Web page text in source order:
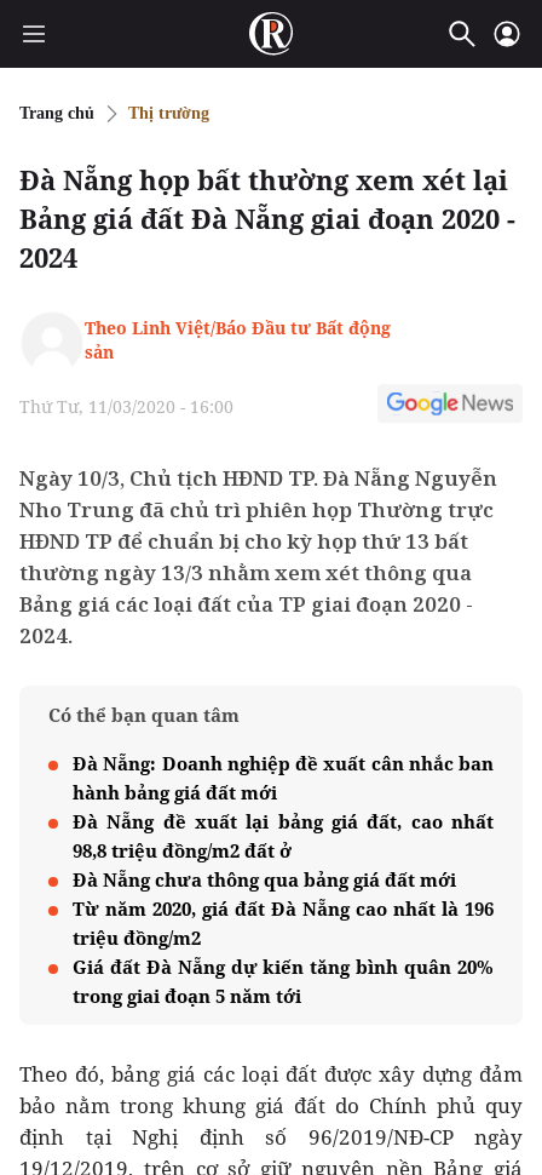
Trang chủ Thị trường
Đà Nẵng họp bất thường xem xét lại
Bảng giá đất Đà Nẵng giai đoạn 2020 -
2024
Theo Linh Việt/Báo Đầu tư Bất động
sản
Thứ Tư, 11/03/2020 - 16:00
Ngày 10/3, Chủ tịch HĐND TP. Đà Nẵng Nguyễn
Nho Trung đã chủ trì phiên họp Thường trực
HĐND TP để chuẩn bị cho kỳ họp thứ 13 bất
thường ngày 13/3 nhằm xem xét thông qua
Bảng giá các loại đất của TP giai đoạn 2020 -
2024.
Có thể bạn quan tâm
Đà Nẵng: Doanh nghiệp đề xuất cân nhắc ban
hành bảng giá đất mới
Đà Nẵng đề xuất lại bảng giá đất, cao nhất
98,8 triệu đồng/m2 đất ở
Đà Nẵng chưa thông qua bảng giá đất mới
Từ năm 2020, giá đất Đà Nẵng cao nhất là 196
triệu đồng/m2
Giá đất Đà Nẵng dự kiến tăng bình quân 20%
trong giai đoạn 5 năm tới
Theo đó, bảng giá các loại đất được xây dựng đảm
bảo nằm trong khung giá đất do Chính phủ quy
định tại Nghị định số 96/2019/NĐ-CP ngày
19/12/2019, trên cơ sở giữ nguyên nền Bảng giá